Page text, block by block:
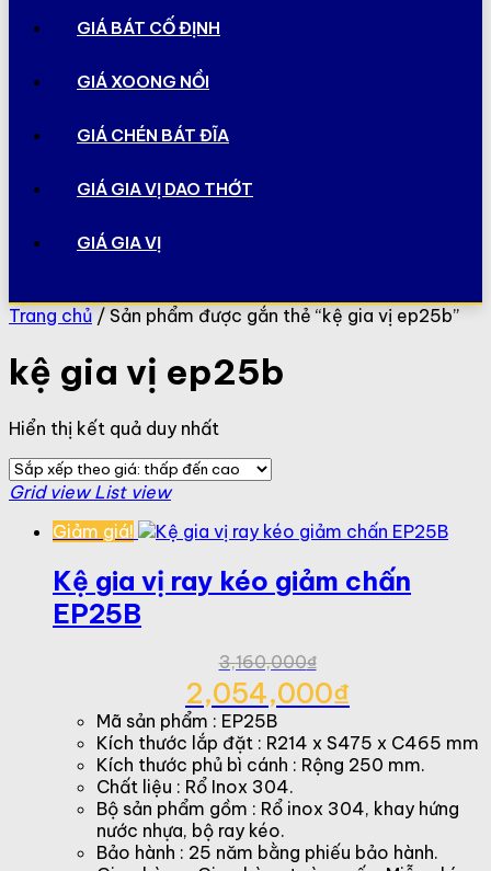
GIÁ BÁT CỐ ĐỊNH
GIÁ XOONG NỒI
GIÁ CHÉN BÁT ĐĨA
GIÁ GIA VỊ DAO THỚT
GIÁ GIA VỊ
Trang chủ / Sản phẩm được gắn thẻ “kệ gia vị ep25b”
kệ gia vị ep25b
Hiển thị kết quả duy nhất
Grid view List view
Giảm giá!
Kệ gia vị ray kéo giảm chấn
EP25B
3,160,000₫
3,160,000₫.
2,054,000₫
Giá
hiện
2,054,000₫.
Mã sản phẩm : EP25B
Kích thước lắp đặt : R214 x S475 x C465 mm
Kích thước phủ bì cánh : Rộng 250 mm.
Chất liệu : Rổ Inox 304.
Bộ sản phẩm gồm : Rổ inox 304, khay hứng
nước nhựa, bộ ray kéo.
Bảo hành : 25 năm bằng phiếu bảo hành.